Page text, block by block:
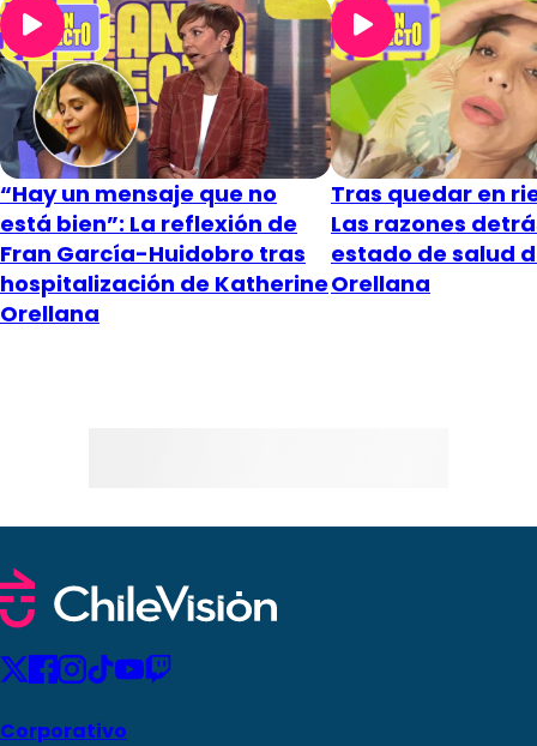
“Hay un mensaje que no
está bien”: La reflexión de
Fran García-Huidobro tras
hospitalización de Katherine
Orellana
Tras quedar en
Las razones
estado de salud
Orellana
Corporativo